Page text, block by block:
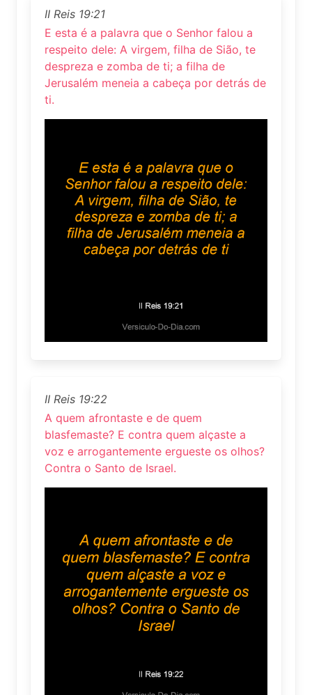
II Reis 19:21
E esta é a palavra que o Senhor falou a
respeito dele: A virgem, filha de Sião, te
despreza e zomba de ti; a filha de
Jerusalém meneia a cabeça por detrás de
ti.
II Reis 19:22
A quem afrontaste e de quem
blasfemaste? E contra quem alçaste a
voz e arrogantemente ergueste os olhos?
Contra o Santo de Israel.